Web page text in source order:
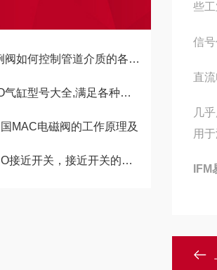
如何控制管道介质的各种因素
型号大全,满足各种工业场景需求
MAC电磁阀的工作原理及
开关，接近开关的作用是什么？
些
信
直
几
用